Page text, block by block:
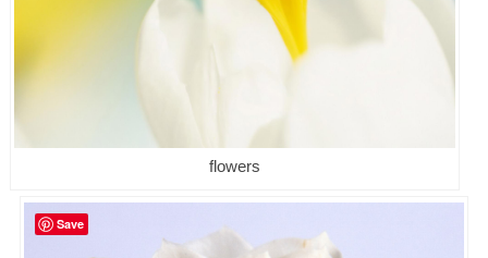
flowers
Save